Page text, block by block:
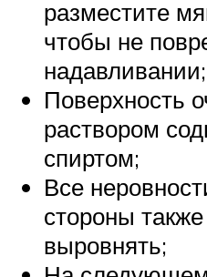
разместите
чтобы не
надавливании;
Поверхность
раствором
спиртом;
Все
стороны
выровнять;